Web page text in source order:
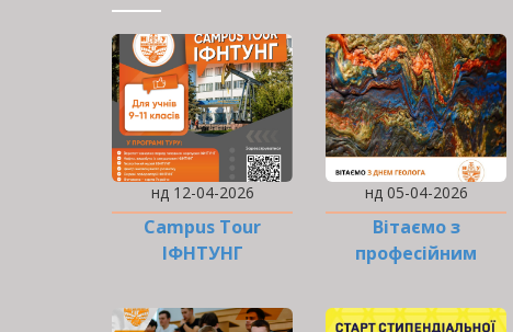
нд 12-04-2026
Campus Tour
ІФНТУНГ
нд 05-04-2026
Вітаємо з
професійним